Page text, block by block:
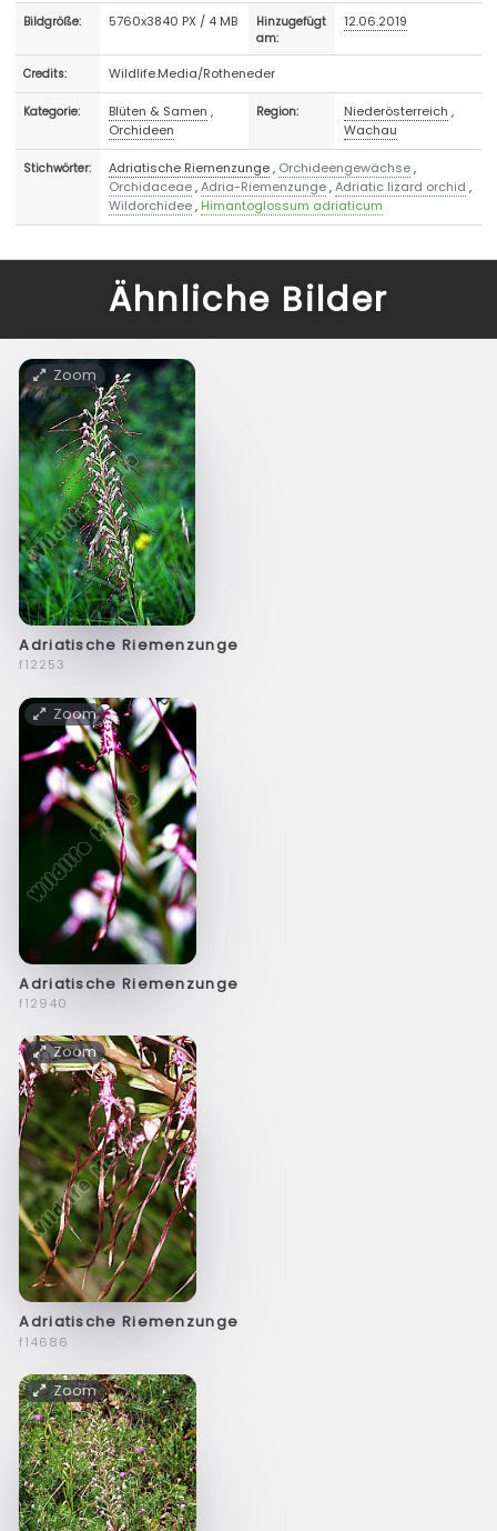
Bildgröße: 5760x3840 PX / 4 MB
Hinzugefügt
am:
12.06.2019
Credits: Wildlife.Media/Rotheneder
Kategorie: Blüten & Samen ,
Orchideen
Region: Niederösterreich ,
Wachau
Stichwörter: Adriatische Riemenzunge, Orchideengewächse,
Orchidaceae,Adria-Riemenzunge,Adriatic lizard orchid ,
Wildorchidee, Himantoglossum adriaticum
Ähnliche Bilder
Zoom
Adriatische Riemenzunge
f12253
Zoom
Adriatische Riemenzunge
f12940
Zoom
Adriatische Riemenzunge
f14686
Zoom